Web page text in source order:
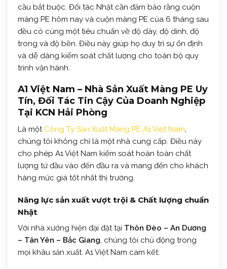
cầu bắt buộc. Đối tác Nhật cần đảm bảo rằng cuộn
màng PE hôm nay và cuộn màng PE của 6 tháng sau
đều có cùng một tiêu chuẩn về độ dày, độ dính, độ
trong và độ bền. Điều này giúp họ duy trì sự ổn định
và dễ dàng kiểm soát chất lượng cho toàn bộ quy
trình vận hành.
A1 Việt Nam – Nhà Sản Xuất Màng PE Uy
Tín, Đối Tác Tin Cậy Của Doanh Nghiệp
Tại KCN Hải Phòng
Là một Công Ty Sản Xuất Màng PE A1 Việt Nam,
chúng tôi không chỉ là một nhà cung cấp. Điều này
cho phép A1 Việt Nam kiểm soát hoàn toàn chất
lượng từ đầu vào đến đầu ra và mang đến cho khách
hàng mức giá tốt nhất thị trường.
Năng lực sản xuất vượt trội & Chất lượng chuẩn
Nhật
Với nhà xưởng hiện đại đặt tại Thôn Đèo – An Dương
– Tân Yên – Bắc Giang, chúng tôi chủ động trong
mọi khâu sản xuất. A1 Việt Nam cam kết: